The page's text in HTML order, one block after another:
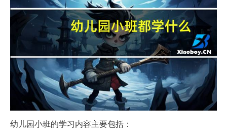
幼儿园小班的学习内容主要包括：